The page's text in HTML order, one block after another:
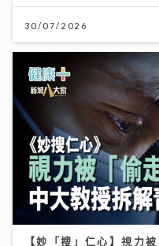
30/07/2026
【妙「搜」仁心】視力